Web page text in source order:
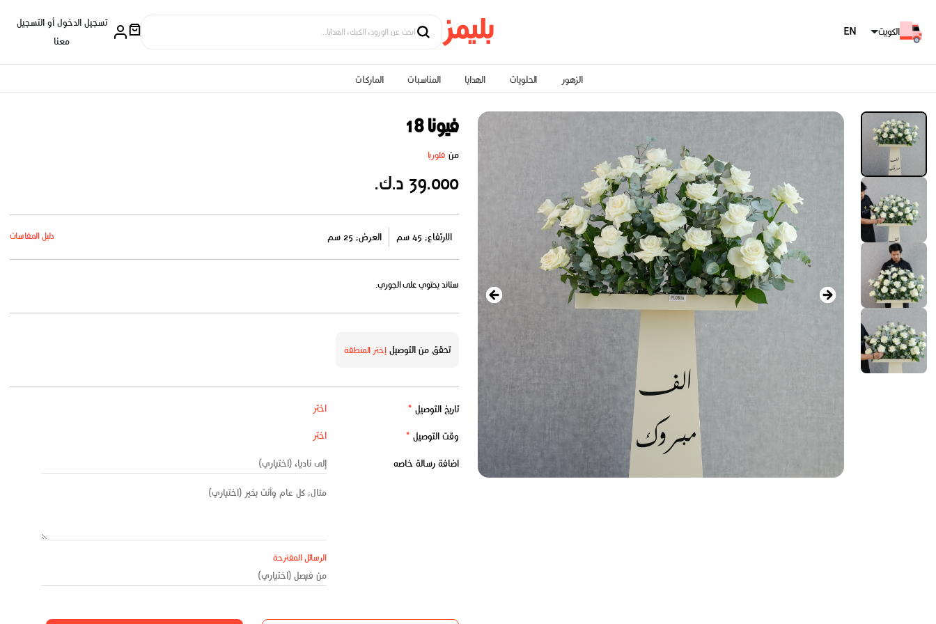
الكويت
تسجيل الدخول أو التسجيل
معنا
الزهور الحلويات الهدايا المناسبات الماركات
فيونا 18
من فلوريا
39.000 د.ك.
الارتفاع: 45 سم العرض: 25 سم دليل المقاسات
ستاند يحتوي على الجوري.
تحقق من التوصيلإختر المنطقة
تاريخ التوصيل *
وقت التوصيل *
اضافة رسالة خاصه
الرسائل المقترحة